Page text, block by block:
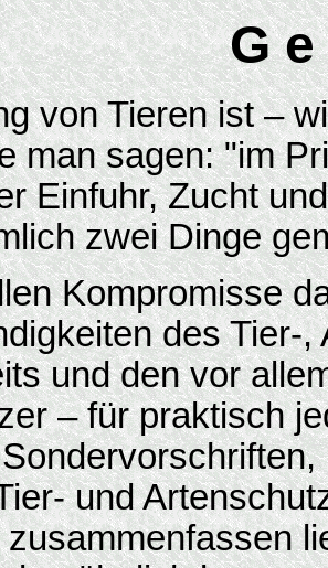
G
von Tieren ist –
man sagen: "im
Einfuhr, Zucht
zwei Dinge
Kompromisse
des Tier-
und den vor
– für praktisch
und